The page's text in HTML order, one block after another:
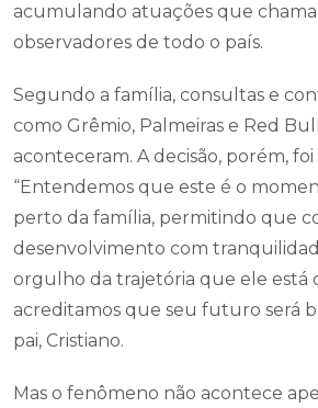
acumulando atuações que
observadores de todo o país.
Segundo a família, consultas e
como Grêmio, Palmeiras e Red
aconteceram. A decisão, porém,
“Entendemos que este é o
perto da família, permitindo que
desenvolvimento com
orgulho da trajetória que ele está
acreditamos que seu futuro será
pai, Cristiano.
Mas o fenômeno não acontece